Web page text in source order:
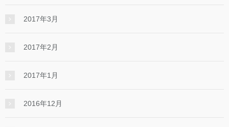
2017年3月
2017年2月
2017年1月
2016年12月